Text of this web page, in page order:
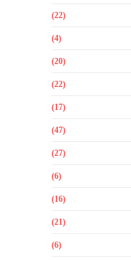
(22)
(4)
(20)
(22)
(17)
(47)
(27)
(6)
(16)
(21)
(6)